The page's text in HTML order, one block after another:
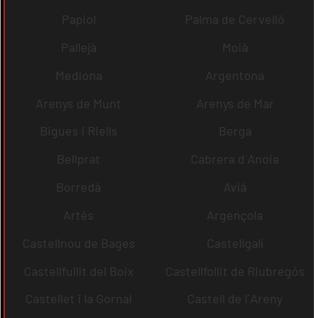
Papiol
Palma de Cervelló
Pallejà
Moià
Mediona
Argentona
Arenys de Munt
Arenys de Mar
Bigues i Riells
Berga
Bellprat
Cabrera d´Anoia
Borredà
Avià
Artés
Argençola
Castellnou de Bages
Castellgalí
Castellfullit del Boix
Castellfollit de Riubregós
Castellet i la Gornal
Castell de l´Areny